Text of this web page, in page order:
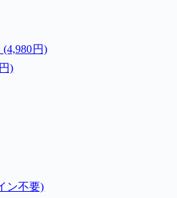
円)
)
ン不要)